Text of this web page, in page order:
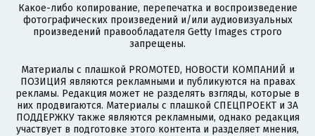
Какое-либо копирование, перепечатка и воспроизведение
фотографических произведений и/или аудиовизуальных
произведений правообладателя Getty Images строго
запрещены.
Материалы с плашкой PROMOTED, НОВОСТИ КОМПАНИЙ и
ПОЗИЦИЯ являются рекламными и публикуются на правах
рекламы. Редакция может не разделять взгляды, которые в
них продвигаются. Материалы с плашкой СПЕЦПРОЕКТ и ЗА
ПОДДЕРЖКУ также являются рекламными, однако редакция
участвует в подготовке этого контента и разделяет мнения,